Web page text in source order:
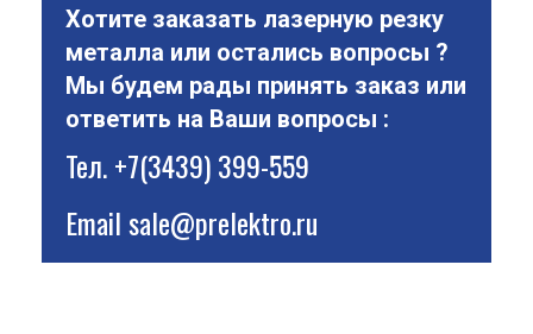
Хотите заказать лазерную резку
металла или остались вопросы ?
Мы будем рады принять заказ или
ответить на Ваши вопросы :
Тел.+7(3439) 399-559
Emailsale@prelektro.ru